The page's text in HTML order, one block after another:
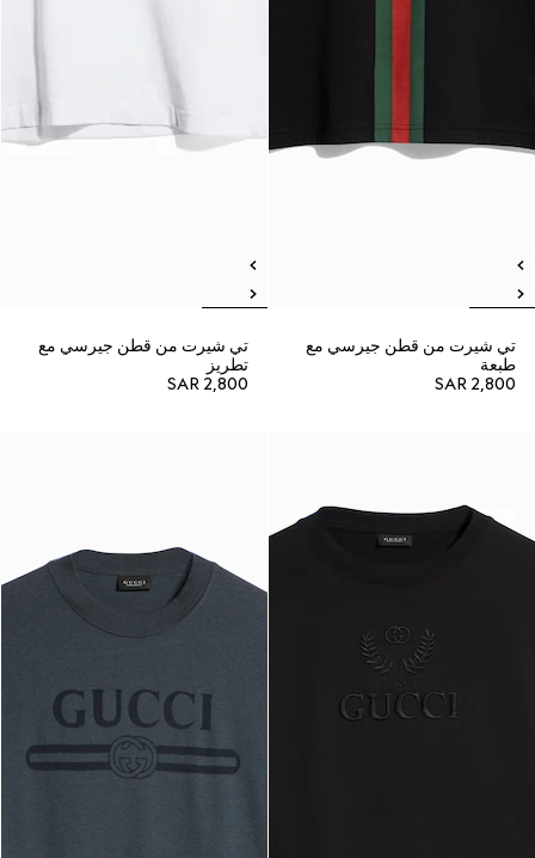
تي شيرت من قطن جيرسي مع
طبعة
SAR 2,800
تي شيرت من قطن جيرسي مع
تطريز
SAR 2,800